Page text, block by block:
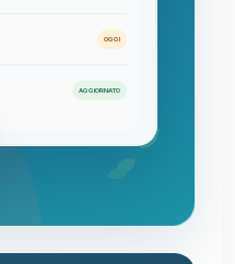
OGGI
AGGIORNATO